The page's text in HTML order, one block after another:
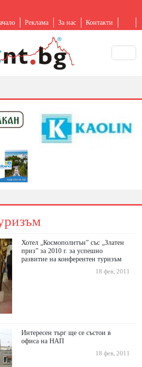
Реклама За нас Контакти
Хотел „Космополитън” със „Златен
приз” за 2010 г. за успешно
развитие на конферентен туризъм
18 фев, 2011
Интересен търг ще се състои в
офиса на НАП
18 фев, 2011